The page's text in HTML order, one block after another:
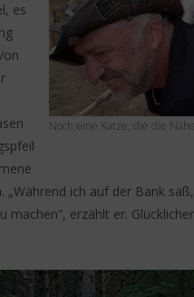
Noch eine Katze, die die
es
ich auf der Bank
erzählt er.